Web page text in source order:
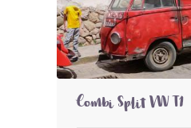
Combi Split VW T1